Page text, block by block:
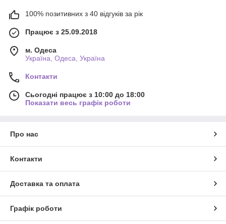
100% позитивних з 40 відгуків за рік
Працює з 25.09.2018
м. Одеса
Україна, Одеса, Україна
Контакти
Сьогодні працює з 10:00 до 18:00
Показати весь графік роботи
Про нас
Контакти
Доставка та оплата
Графік роботи